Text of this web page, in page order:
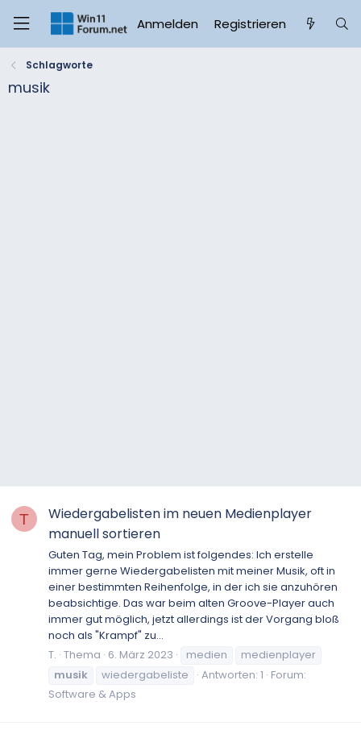
Anmelden Registrieren
Schlagworte
musik
T
Wiedergabelisten im neuen Medienplayer
manuell sortieren
Guten Tag, mein Problem ist folgendes: Ich erstelle
immer gerne Wiedergabelisten mit meiner Musik, oft in
einer bestimmten Reihenfolge, in der ich sie anzuhören
beabsichtige. Das war beim alten Groove-Player auch
immer gut möglich, jetzt allerdings ist der Vorgang bloß
noch als "Krampf" zu...
T. Thema 6. März 2023 medien
medienplayer
musik
wiedergabeliste Antworten: 1 Forum:
Software & Apps